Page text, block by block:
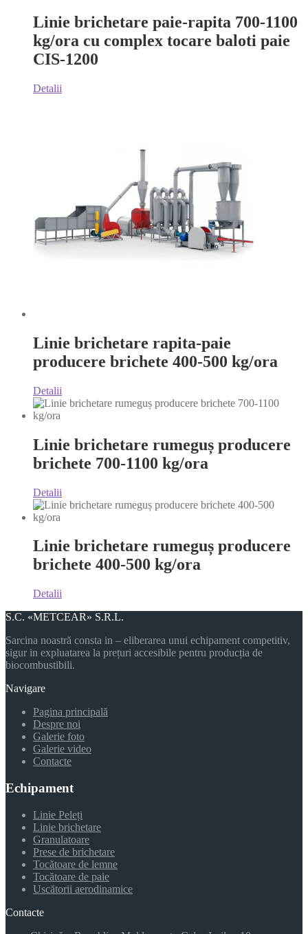
Linie brichetare paie-rapita 700-1100
kg/ora cu complex tocare baloti paie
СIS-1200
Detalii
Linie brichetare rapita-paie
producere brichete 400-500 kg/ora
Detalii
Linie brichetare rumeguș producere
brichete 700-1100 kg/ora
Detalii
Linie brichetare rumeguș producere
brichete 400-500 kg/ora
Detalii
S.C. «METCEAR» S.R.L.
Sarcina noastră consta in – eliberarea unui echipament competitiv,
sigur in expluatarea la prețuri accesibile pentru producția de
biocombustibili.
Navigare
Pagina principală
Despre noi
Galerie foto
Galerie video
Contacte
Echipament
Linie Peleți
Linie brichetare
Granulatoare
Prese de brichetare
Tocătoare de lemne
Tocătoare de paie
Uscătorii aerodinamice
Contacte